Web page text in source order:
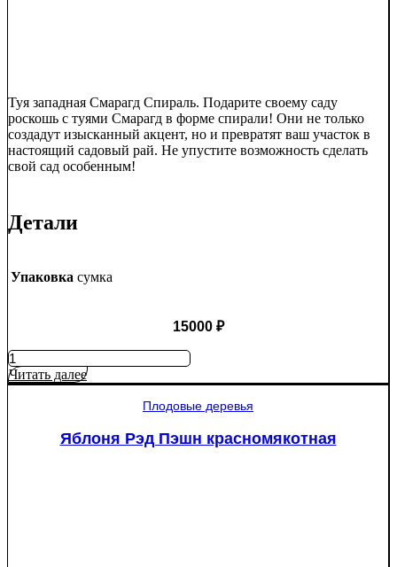
Туя западная Смарагд Спираль. Подарите своему саду
роскошь с туями Смарагд в форме спирали! Они не только
создадут изысканный акцент, но и превратят ваш участок в
настоящий садовый рай. Не упустите возможность сделать
свой сад особенным!
Детали
Упаковка сумка
15000 ₽
Количество
товара
Туя
Читать далее
Плодовые деревья
Яблоня Рэд Пэшн красномякотная